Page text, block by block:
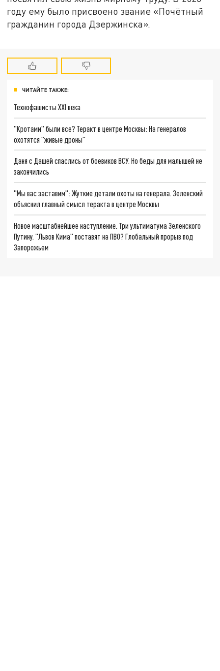
году ему было присвоено звание «Почётный
гражданин города Дзержинска».
ЧИТАЙТЕ ТАКЖЕ:
Технофашисты XXI века
"Кротами" были все? Теракт в центре Москвы: На генералов
охотятся "живые дроны"
Даня с Дашей спаслись от боевиков ВСУ. Но беды для малышей не
закончились
"Мы вас заставим": Жуткие детали охоты на генерала. Зеленский
объяснил главный смысл теракта в центре Москвы
Новое масштабнейшее наступление. Три ультиматума Зеленского
Путину. "Львов Кима" поставят на ПВО? Глобальный прорыв под
Запорожьем